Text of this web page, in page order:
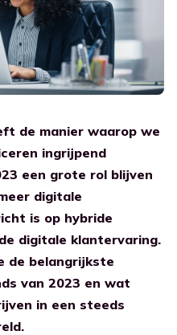
Workspace 365!
de manier waarop we
ingrijpend
een grote rol blijven
digitale
is op hybride
digitale klantervaring.
de belangrijkste
van 2023 en wat
in een steeds